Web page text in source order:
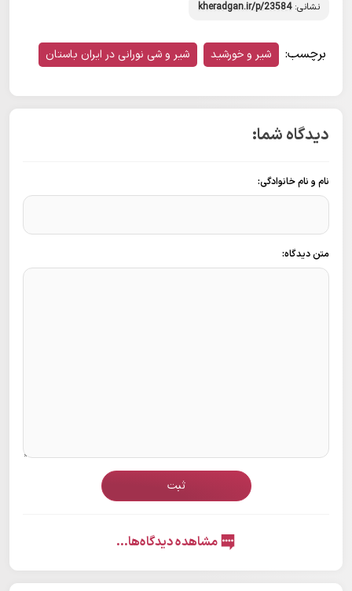
نشانی:kheradgan.ir/p/23584
برچسب: شیر و خورشید شیر و شی نورانی در ایران باستان
دیدگاه شما:
نام و نام خانوادگی:
متن دیدگاه:
ثبت
مشاهده دیدگاه‌ها...